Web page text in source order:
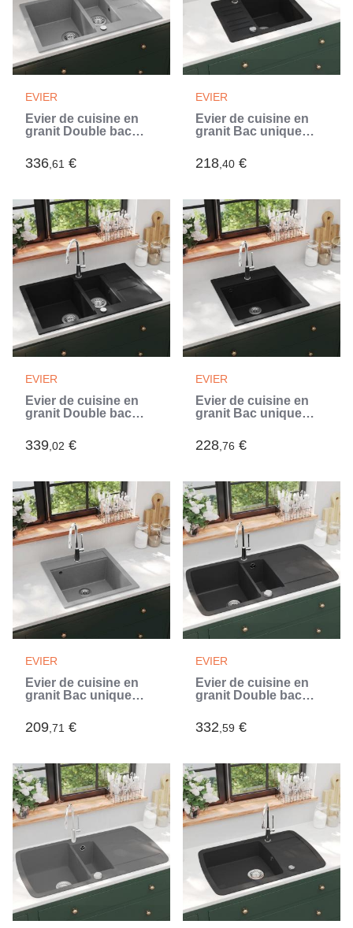
EVIER
Évier de cuisine en
granit Double bac
336,61 €
EVIER
Évier de cuisine en
granit Bac unique
218,40 €
EVIER
Évier de cuisine en
granit Double bac
339,02 €
EVIER
Évier de cuisine en
granit Bac unique
228,76 €
EVIER
Évier de cuisine en
granit Bac unique
209,71 €
EVIER
Évier de cuisine en
granit Double bac
332,59 €